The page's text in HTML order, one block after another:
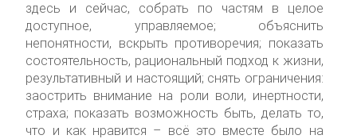
здесь и сейчас, собрать по частям в целое
доступное, управляемое; объяснить
непонятности, вскрыть противоречия; показать
состоятельность, рациональный подход к жизни,
результативный и настоящий; снять ограничения:
заострить внимание на роли воли, инертности,
страха; показать возможность быть, делать то,
что и как нравится – всё это вместе было на